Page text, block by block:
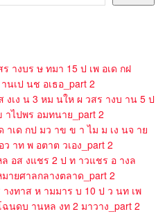
างบร ษ ทมา 15 ป เพ อเด กฝ
นเป นช อเธอ_part 2
งเง น 3 หม นให ผ วสร างบ าน 5 ป
าไปพร อมทนาย_part 2
าเด กป มว าข ข า ไม ม เง นจ าย
าท พ อตาต วเอง_part 2
อส งแชร 2 ป ท าวแชร อ างล
ายศาลกลางตลาด_part 2
งทาส ห ามมาร บ 10 ป ว นท เพ
นดบ านหล งท 2 มาวาง_part 2